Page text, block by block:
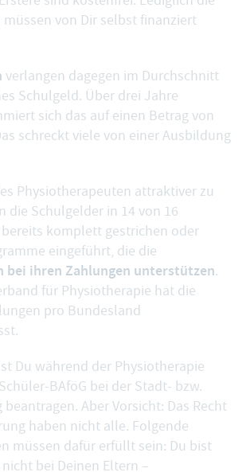
von Dir selbst finanziert
verlangen dagegen im Durchschnitt
Schulgeld. Über drei Jahre
sich das auf einen Betrag von
schreckt viele von einer Ausbildung
Physiotherapeuten attraktiver zu
die Schulgelder in 14 von 16
komplett gestrichen oder
eingeführt, die die
bei ihren Zahlungen unterstützen.
für Physiotherapie hat die
pro Bundesland
Du während der Physiotherapie
BAföG bei der Stadt- bzw.
Aber Vorsicht: Das Recht
haben nicht alle. Folgende
müssen dafür erfüllt sein: Du bist
bei Deinen Eltern –